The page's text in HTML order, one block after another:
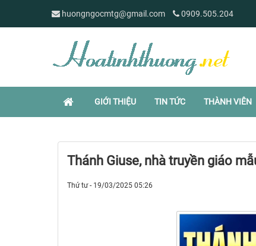
huongngocmtg@gmail.com 0909.505.204
GIỚI THIỆU TIN TỨC THÀNH VIÊN
Thánh Giuse, nhà truyền giáo
Thứ tư - 19/03/2025 05:26